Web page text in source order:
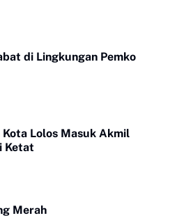
di Lingkungan Pemko
Lolos Masuk Akmil
Ketat
Merah